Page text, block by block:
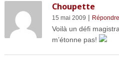
Choupette
15 mai 2009 | Répondre
Voilà un défi
m’étonne pas!